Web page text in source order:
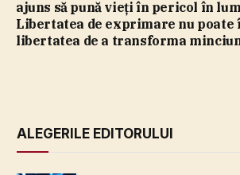
ajuns să pună vieţi în pericol în
Libertatea de exprimare nu poate
libertatea de a transforma
ALEGERILE EDITORULUI